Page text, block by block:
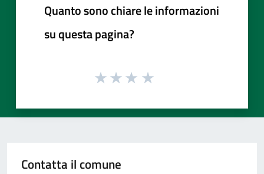
Quanto sono chiare le informazioni
su questa pagina?
Contatta il comune